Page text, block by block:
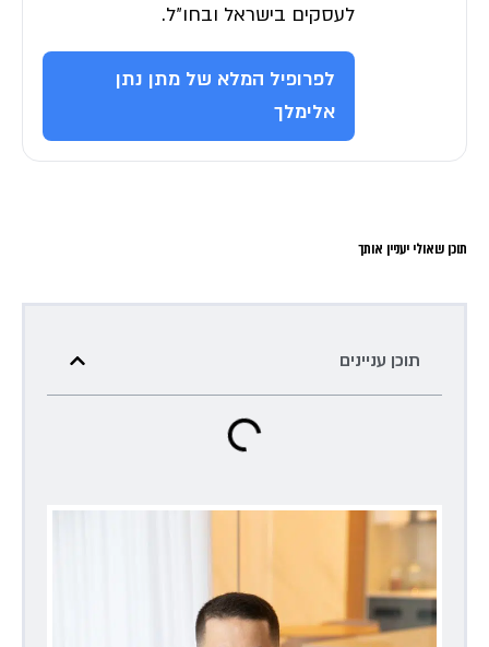
לעסקים בישראל ובחו״ל.
לפרופיל המלא של מתן נתן
אלימלך
תוכן שאולי יעניין אותך
תוכן עניינים